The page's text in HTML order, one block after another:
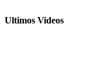
Ultimos Videos